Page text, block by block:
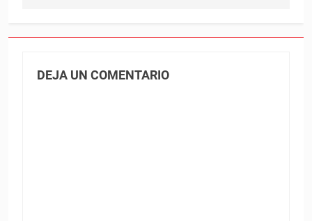
DEJA UN COMENTARIO